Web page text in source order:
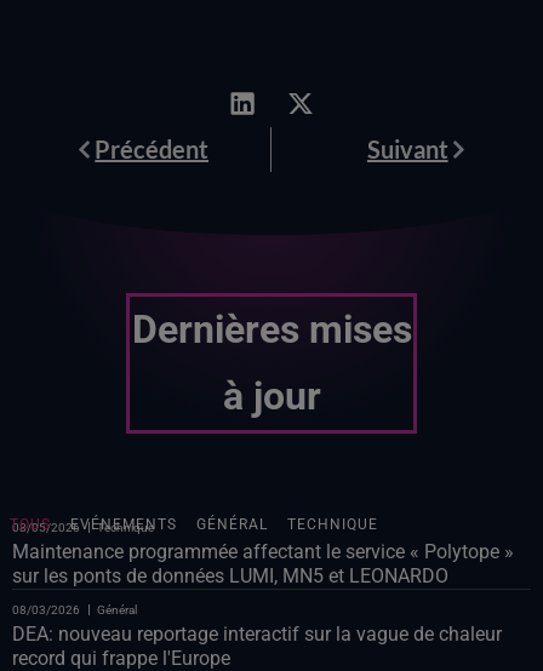
Prévenir
Précédent SuivantSuivant
Dernières mises
à jour
EVÉNEMENTS GÉNÉRAL TECHNIQUE
TOUS
08/05/2026 Technique
Maintenance programmée affectant le service « Polytope »
sur les ponts de données LUMI, MN5 et LEONARDO
08/03/2026 Général
DEA: nouveau reportage interactif sur la vague de chaleur
record qui frappe l'Europe